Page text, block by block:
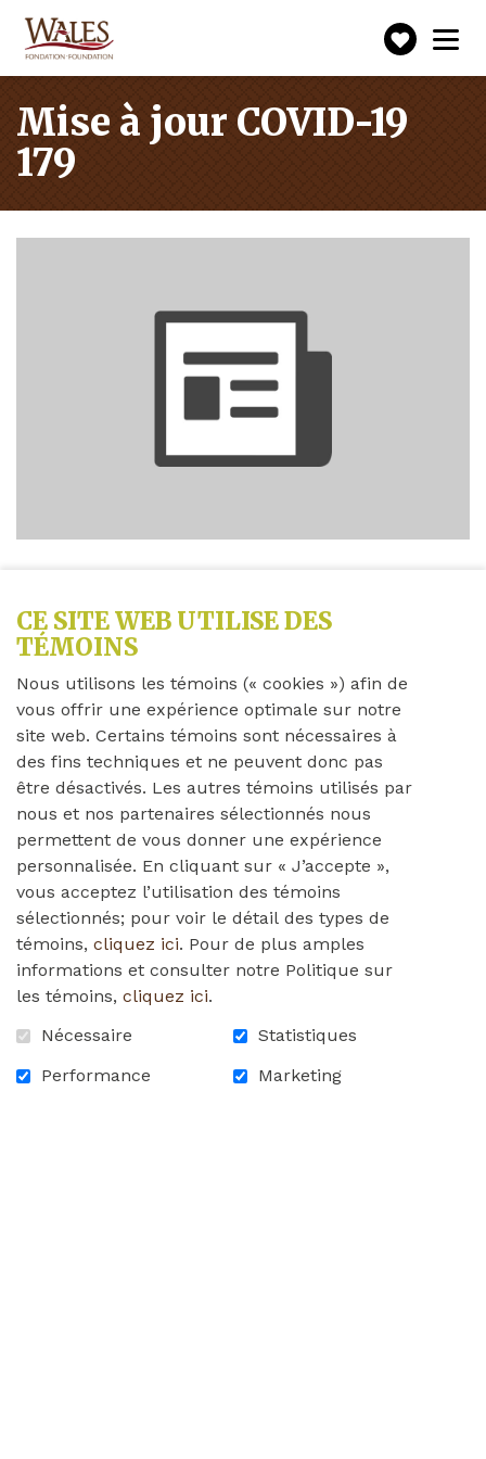
Faire
un
Toggle
navigation
Mise à jour COVID-19
179
Mercredi 13 décembre 2023
Chers résidents, employés, membres de la famille et
bénévoles,
Veuillez lire la lettre de Brendalee ci-dessous
concernant le COVID-19. Si vous avez des questions
ou des préoccupations, n'hésitez pas à nous
contacter.
CE SITE WEB UTILISE DES
TÉMOINS
Nous utilisons les témoins (« cookies ») afin de
vous offrir une expérience optimale sur notre
site web. Certains témoins sont nécessaires à
des fins techniques et ne peuvent donc pas
être désactivés. Les autres témoins utilisés par
nous et nos partenaires sélectionnés nous
permettent de vous donner une expérience
personnalisée. En cliquant sur « J’accepte »,
vous acceptez l’utilisation des témoins
sélectionnés; pour voir le détail des types de
témoins, cliquez ici. Pour de plus amples
informations et consulter notre Politique sur
les témoins, cliquez ici.
Nécessaire
Statistiques
Performance
Marketing